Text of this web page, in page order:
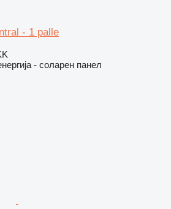
- 1 palle
- соларен панел